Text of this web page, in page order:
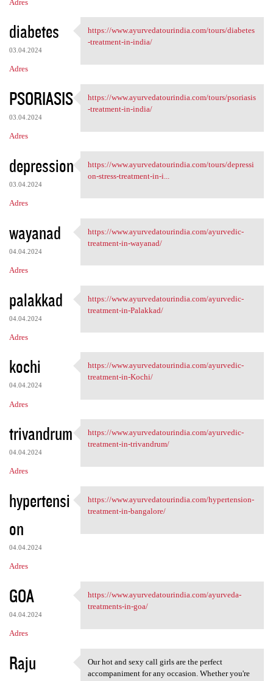
Adres
diabetes
03.04.2024
Adres
https://www.ayurvedatourindia
https://www.ayurvedatourindia.com/tours/diabetes
-treatment-in-india/
PSORIASIS
03.04.2024
Adres
https://www.ayurvedatourindia
https://www.ayurvedatourindia.com/tours/psoriasis
-treatment-in-india/
depression
03.04.2024
Adres
https://www.ayurvedatourindia
https://www.ayurvedatourindia.com/tours/depressi
on-stress-treatment-in-i...
wayanad
04.04.2024
Adres
https://www.ayurvedatourindia
https://www.ayurvedatourindia.com/ayurvedic-
treatment-in-wayanad/
palakkad
04.04.2024
Adres
https://www.ayurvedatourindia
https://www.ayurvedatourindia.com/ayurvedic-
treatment-in-Palakkad/
kochi
04.04.2024
Adres
https://www.ayurvedatourindia
https://www.ayurvedatourindia.com/ayurvedic-
treatment-in-Kochi/
trivandrum
04.04.2024
Adres
https://www.ayurvedatourindia
https://www.ayurvedatourindia.com/ayurvedic-
treatment-in-trivandrum/
hypertensi
on
04.04.2024
Adres
https://www.ayurvedatourindia
https://www.ayurvedatourindia.com/hypertension-
treatment-in-bangalore/
GOA
04.04.2024
Adres
https://www.ayurvedatourindia
https://www.ayurvedatourindia.com/ayurveda-
treatments-in-goa/
Raju
Our hot and sexy call girls
Our hot and sexy call girls are the perfect
accompaniment for any occasion. Whether you're